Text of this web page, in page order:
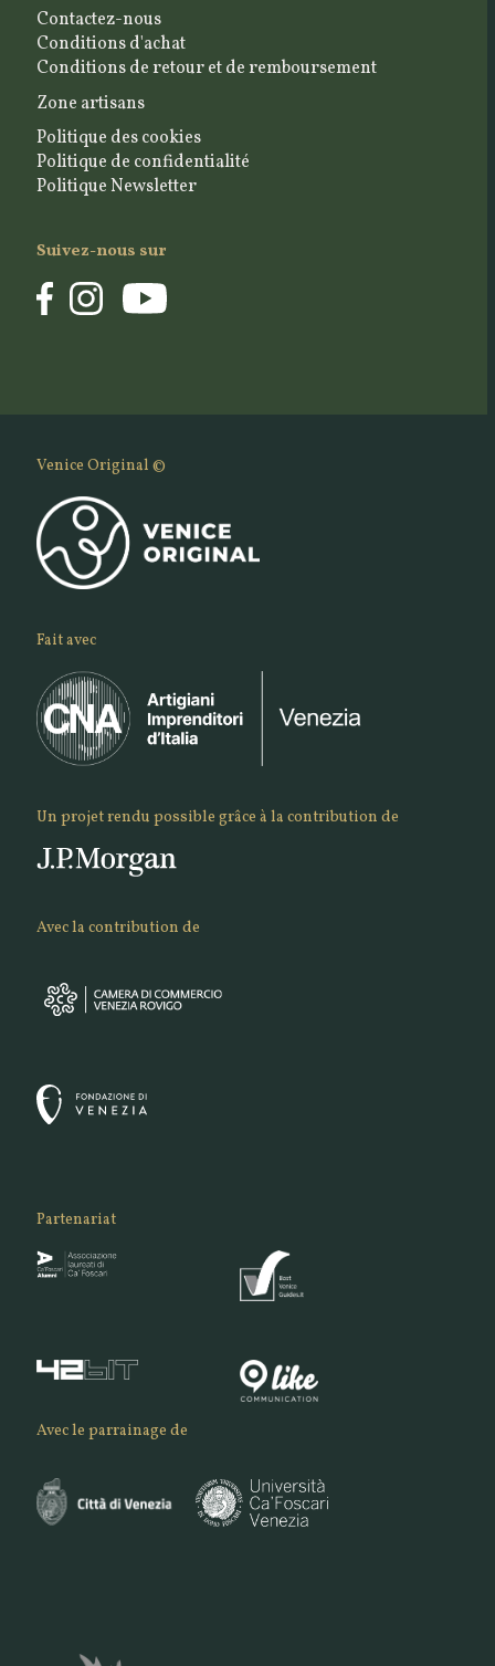
Contactez-nous
Conditions d'achat
Conditions de retour et de remboursement
Zone artisans
Politique des cookies
Politique de confidentialité
Politique Newsletter
Suivez-nous sur
Venice Original ©
Fait avec
Un projet rendu possible grâce à la contribution de
Avec la contribution de
Partenariat
Avec le parrainage de